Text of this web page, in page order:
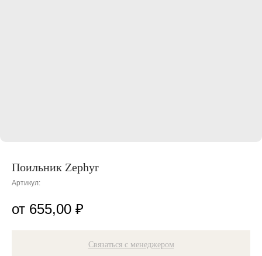
Поильник Zephyr
Артикул:
655,00 ₽
Связаться с менеджером